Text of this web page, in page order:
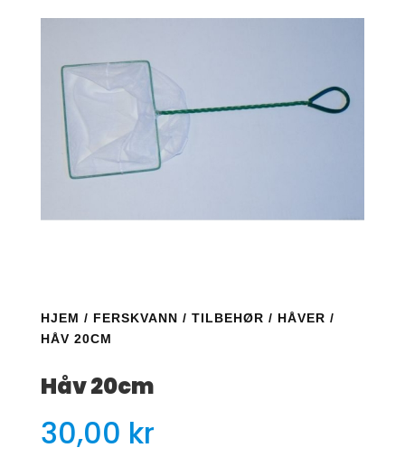
HJEM / FERSKVANN / TILBEHØR / HÅVER /
HÅV 20CM
Håv 20cm
30,00 kr